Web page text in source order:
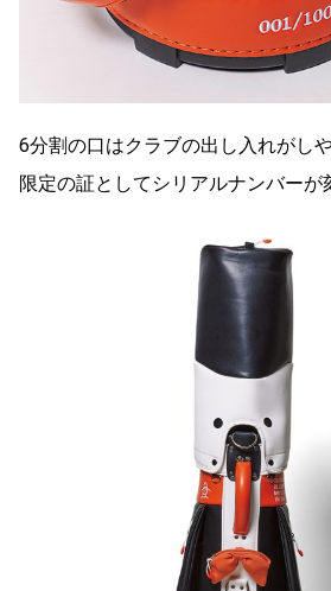
6分割の口はクラブの出し入れがし
限定の証としてシリアルナンバーが